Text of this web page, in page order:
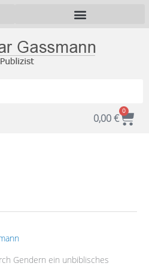
0,00€
0
Gendern ein unbiblisches